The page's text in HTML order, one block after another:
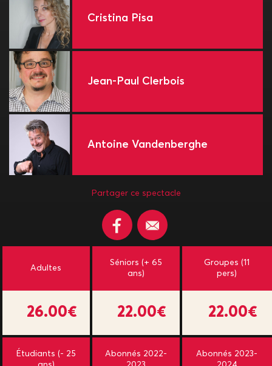
Cristina Pisa
Jean-Paul Clerbois
Antoine Vandenberghe
Partager ce spectacle
Adultes
26.00€
Séniors (+ 65
ans)
22.00€
Groupes (11
pers)
22.00€
Étudiants (- 25
Abonnés 2022-
Abonnés 2023-